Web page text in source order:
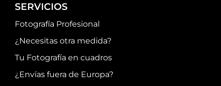
SERVICIOS
Fotografía Profesional
¿Necesitas otra medida?
Tu Fotografía en cuadros
¿Envías fuera de Europa?